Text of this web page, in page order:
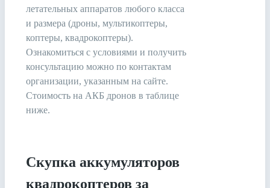
летательных аппаратов любого класса
и размера (дроны, мультикоптеры,
коптеры, квадрокоптеры).
Ознакомиться с условиями и получить
консультацию можно по контактам
организации, указанным на сайте.
Стоимость на АКБ дронов в таблице
ниже.
Скупка аккумуляторов
квадрокоптеров за